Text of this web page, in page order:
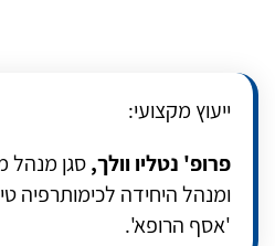
ייעוץ מקצועי:
פרופ' נטליו וולך,סגן מנהל
ומנהל היחידה לכימותרפיה
'אסף הרופא'.